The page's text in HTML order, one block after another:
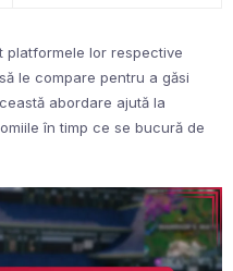
platformele lor respective
le compare pentru a găsi
abordare ajută la
în timp ce se bucură de